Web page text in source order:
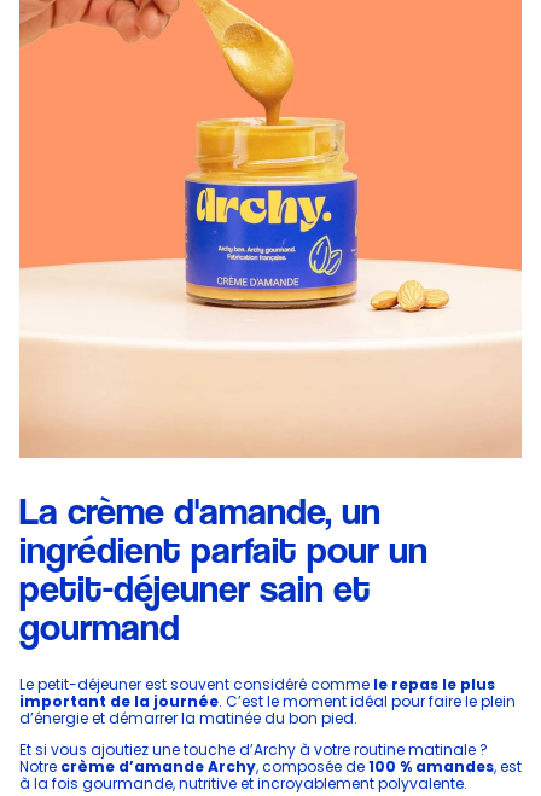
La crème d'amande, un
ingrédient parfait pour un
petit-déjeuner sain et
gourmand
Le petit-déjeuner est souvent considéré comme le repas le plus
important de la journée. C’est le moment idéal pour faire le plein
d’énergie et démarrer la matinée du bon pied.
Et si vous ajoutiez une touche d’Archy à votre routine matinale ?
Notre crème d’amande Archy, composée de100 % amandes, est
à la fois gourmande, nutritive et incroyablement polyvalente.